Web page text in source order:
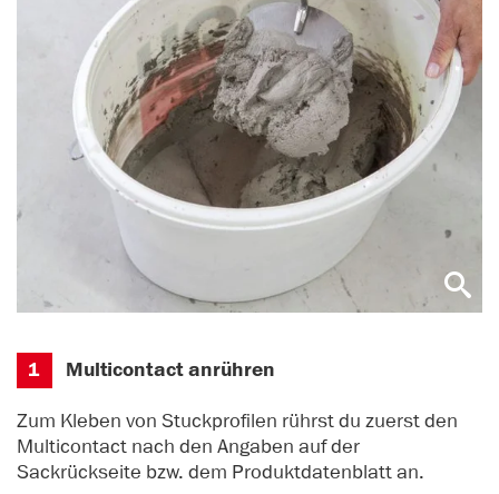
1 Multicontact anrühren
Zum Kleben von Stuckprofilen rührst du zuerst den
Multicontact nach den Angaben auf der
Sackrückseite bzw. dem Produktdatenblatt an.